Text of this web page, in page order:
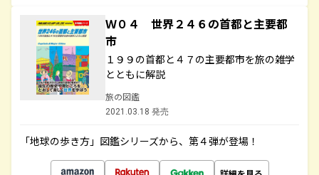
Ｗ０４ 世界２４６の首都と主要都
市
１９９の首都と４７の主要都市を旅の雑学
とともに解説
旅の図鑑
2021.03.18 発売
「地球の歩き方」図鑑シリーズから、第４弾が登場！